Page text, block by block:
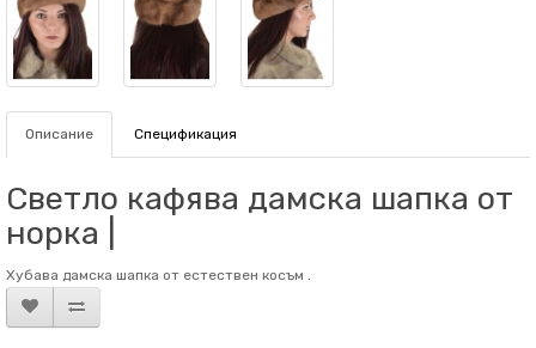
Описание Спецификация
Светло кафява дамска шапка от
норка |
Хубава дамска шапка от естествен косъм .